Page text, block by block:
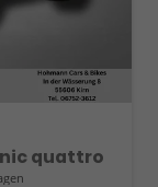
quattro